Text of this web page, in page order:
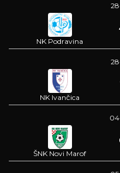
NK Podravina
NK Ivančica
ŠNK Novi Marof